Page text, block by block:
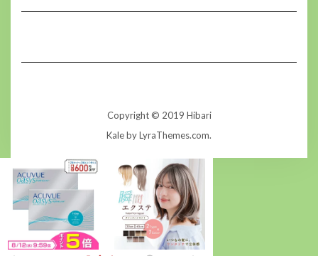
Copyright © 2019 Hibari
Kaleby LyraThemes.com.